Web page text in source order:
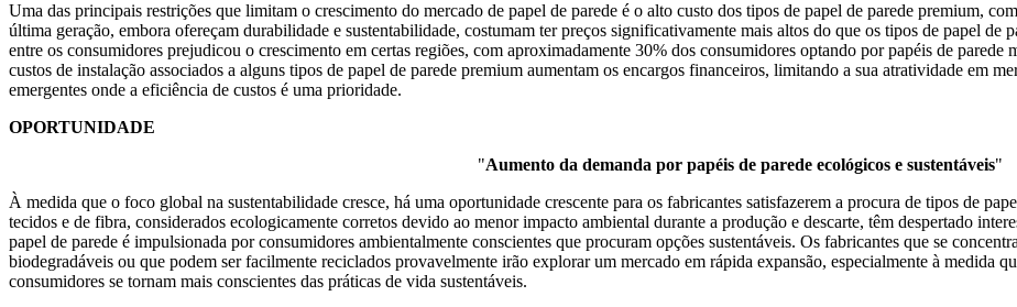
Uma das principais restrições que limitam o crescimento do mercado de papel de parede é o alto custo dos tipos de papel de parede premium,
última geração, embora ofereçam durabilidade e sustentabilidade, costumam ter preços significativamente mais altos do que os tipos de papel de
entre os consumidores prejudicou o crescimento em certas regiões, com aproximadamente 30% dos consumidores optando por papéis de
custos de instalação associados a alguns tipos de papel de parede premium aumentam os encargos financeiros, limitando a sua atratividade em
emergentes onde a eficiência de custos é uma prioridade.
OPORTUNIDADE
"Aumento da demanda por papéis de parede ecológicos e sustentáveis"
À medida que o foco global na sustentabilidade cresce, há uma oportunidade crescente para os fabricantes satisfazerem a procura de tipos de
tecidos e de fibra, considerados ecologicamente corretos devido ao menor impacto ambiental durante a produção e descarte, têm despertado
papel de parede é impulsionada por consumidores ambientalmente conscientes que procuram opções sustentáveis. Os fabricantes que se
biodegradáveis ​​ou que podem ser facilmente reciclados provavelmente irão explorar um mercado em rápida expansão, especialmente à medida
consumidores se tornam mais conscientes das práticas de vida sustentáveis.